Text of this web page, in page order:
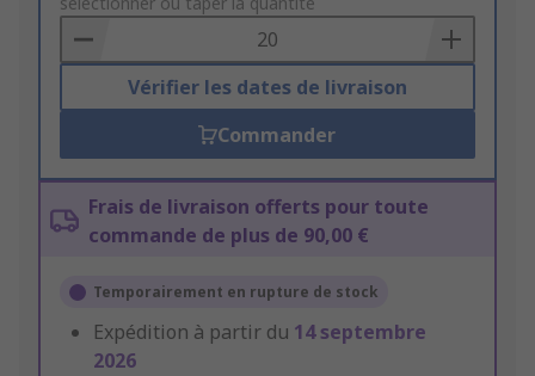
to
Basket
Vérifier les dates de livraison
Commander
Frais de livraison offerts pour toute
commande de plus de 90,00 €
Temporairement en rupture de stock
Expédition à partir du 14 septembre
2026